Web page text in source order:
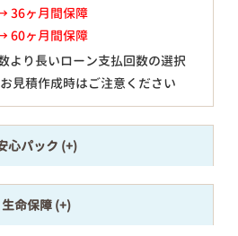
36ヶ月間保障
60ヶ月間保障
より長いローン支払回数の選択
見積作成時はご注意ください
心パック
生命保障